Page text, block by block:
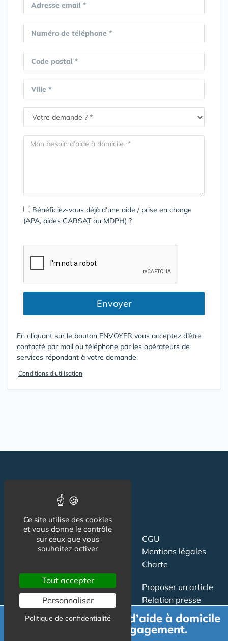
Adresse email *
Numéro de téléphone *
Code postal *
Ville *
Bénéficiez-vous déjà d’une aide / prise en charge
(APA, aides CARSAT ou MDPH) ?
Envoyer
En cliquant sur le bouton ENVOYER vous acceptez d’être
contacté par mail ou téléphone par les opérateurs de
services répondant à votre demande.
Conditions d'utilisation
Suivez-nous
CGU
Mentions légales
Charte
Contact
Newsletter
Publicité
Proposer un article
Relation presse
Demande de devis d’aide à domicile
gratuit et sans engagement.
Ce site utilise des cookies
et vous donne le contrôle
sur ceux que vous
souhaitez activer
Tout accepter
Personnaliser
Politique de confidentialité